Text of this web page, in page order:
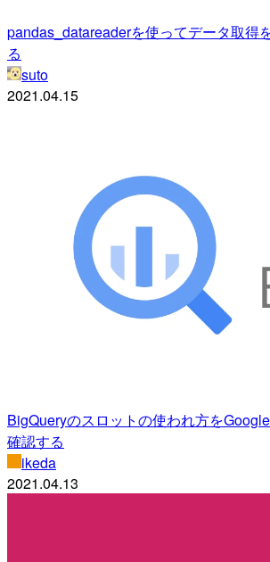
pandas_datareaderを使ってデータ取得
る
suto
2021.04.15
BigQueryのスロットの使われ方を
確認する
ikeda
2021.04.13